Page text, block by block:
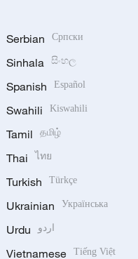
Serbian Српски
Sinhala සිංහල
Spanish Español
Swahili Kiswahili
Tamil தமிழ்
Thai ไทย
Turkish Türkçe
Ukrainian Українська
Urdu اردو
Vietnamese Tiếng Việt